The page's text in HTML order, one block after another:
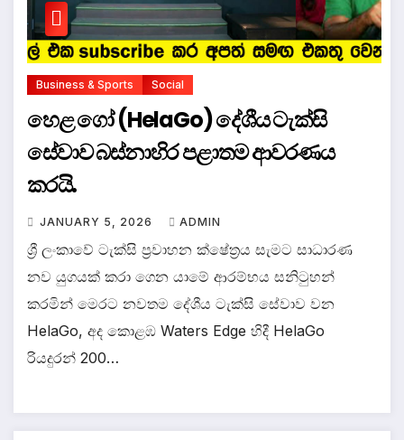
Business & Sports Social
හෙළ ගෝ (HelaGo) දේශීය ටැක්සි
සේවාව බස්නාහිර පළාතම ආවරණය
කරයි.
JANUARY 5, 2026 ADMIN
ශ්‍රී ලංකාවේ ටැක්සි ප්‍රවාහන ක්ෂේත්‍රය සැමට සාධාරණ
නව යුගයක් කරා ගෙන යාමේ ආරම්භය සනිටුහන්
කරමින් මෙරට නවතම දේශීය ටැක්සි සේවාව වන
HelaGo, අද කොළඹ Waters Edge හිදී HelaGo
රියදුරන් 200…